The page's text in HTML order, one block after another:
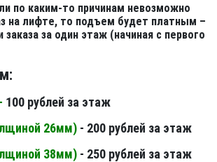
по каким-то причинам невозможно
на лифте, то подъем будет платным –
заказа за один этаж (начиная с первого
100 рублей за этаж
26мм) - 200 рублей за этаж
38мм) - 250 рублей за этаж